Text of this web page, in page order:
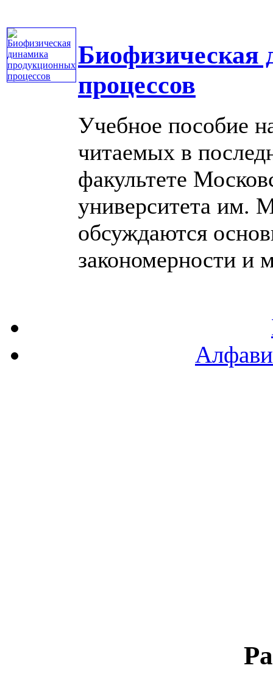
Биофизическая
процессов
Учебное пособие
читаемых в
факультете
университета им.
обсуждаются
закономерности и